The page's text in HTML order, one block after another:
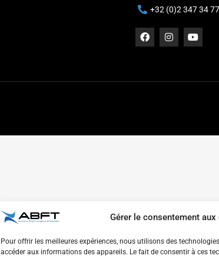
Gérer le consentement
Pour offrir les meilleures expériences, nous utilisons des
accéder aux informations des appareils. Le fait de consentir à ces
+32 (0)2 347 34 77